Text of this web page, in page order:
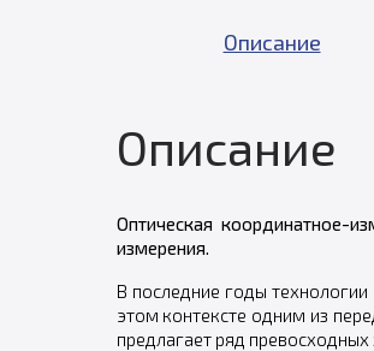
Описание
Описание
Оптическая координатное-
измерения.
В последние годы
этом контексте одним из
предлагает ряд превосходных